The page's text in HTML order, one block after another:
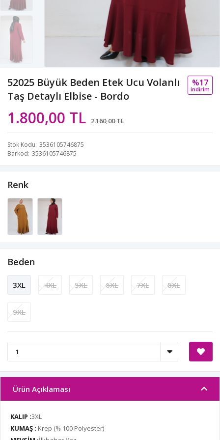
52025 Büyük Beden Etek Ucu Volanlı
Taş Detaylı Elbise - Bordo
1.800,00 TL 2.160,00 TL
%17
i̇ndi̇ri̇m
Stok Kodu 3536105746875
Barkod 3536105746875
Renk
Beden
3XL 4XL 5XL 6XL 7XL 8XL
9XL
Ürün Açıklaması
KALIP :3XL
KUMAŞ : Krep (% 100 Polyester)